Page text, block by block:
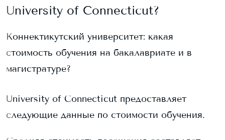
University of Connecticut?
Коннектикутский университет: какая
стоимость обучения на бакалавриате и в
магистратуре?
University of Connecticut предоставляет
следующие данные по стоимости обучения.